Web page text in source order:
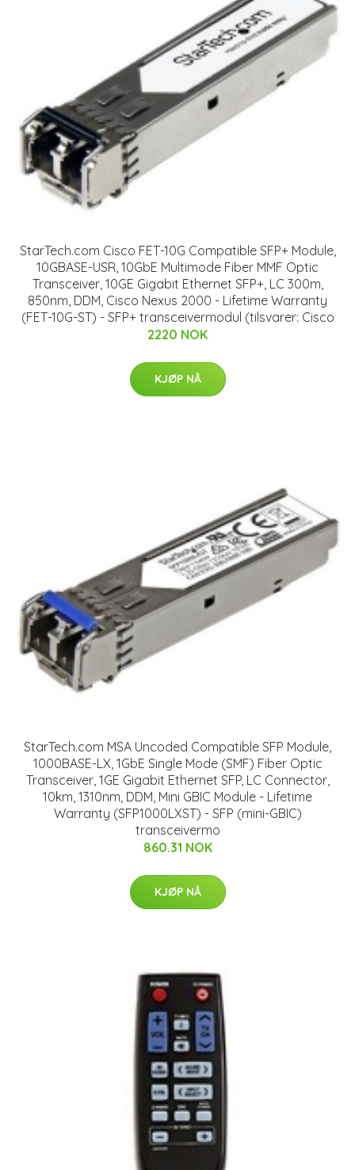
StarTech.com Cisco FET-10G Compatible SFP+ Module,
10GBASE-USR, 10GbE Multimode Fiber MMF Optic
Transceiver, 10GE Gigabit Ethernet SFP+, LC 300m,
850nm, DDM, Cisco Nexus 2000 - Lifetime Warranty
(FET-10G-ST) - SFP+ transceivermodul (tilsvarer: Cisco
2220 NOK
KJØP NÅ
StarTech.com MSA Uncoded Compatible SFP Module,
1000BASE-LX, 1GbE Single Mode (SMF) Fiber Optic
Transceiver, 1GE Gigabit Ethernet SFP, LC Connector,
10km, 1310nm, DDM, Mini GBIC Module - Lifetime
Warranty (SFP1000LXST) - SFP (mini-GBIC)
transceivermo
860.31 NOK
KJØP NÅ